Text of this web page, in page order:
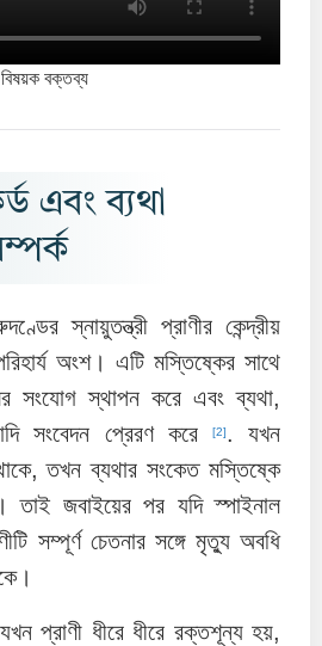
বিষয়ক বক্তব্য
এবং ব্যথা
স্নায়ুতন্ত্রী প্রাণীর কেন্দ্রীয়
অংশ। এটি মস্তিষ্কের সাথে
সংযোগ স্থাপন করে এবং ব্যথা,
সংবেদন প্রেরণ করে
[2]. যখন
তখন ব্যথার সংকেত মস্তিষ্কে
তাই জবাইয়ের পর যদি স্পাইনাল
সম্পূর্ণ চেতনার সঙ্গে মৃত্যু অবধি
প্রাণী ধীরে ধীরে রক্তশূন্য হয়,